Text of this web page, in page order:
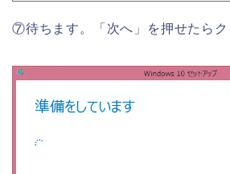
⑦待ちます。「次へ」を押せたらク